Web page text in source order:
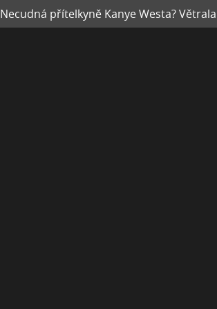
Necudná přítelkyně Kanye Westa?